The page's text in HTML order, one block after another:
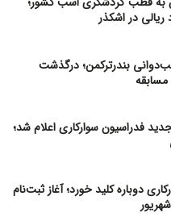
بندرترکمن؛ درگذشت
فدراسیون سوارکاری اعلام شد؛
دوباره کلید خورد؛ آغاز ثبت‌نام